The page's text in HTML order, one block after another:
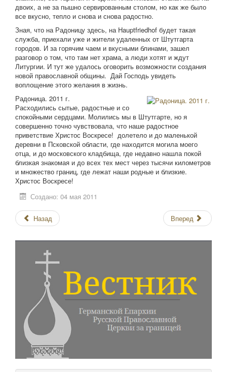
двоих, а не за пышно сервированным столом, но как же было
все вкусно, тепло и снова и снова радостно.
Зная, что на Радоницу здесь, на Hauptfriedhof будет такая
служба, приехали уже и жители удаленных от Штутгарта
городов. И за горячим чаем и вкусными блинами, зашел
разговор о том, что там нет храма, а люди хотят и ждут
Литургии. И тут же удалось оговорить возможности создания
новой православной общины. Дай Господь увидеть
воплощение этого желания в жизнь.
Радоница. 2011 г.
Расходились сытые, радостные и со
спокойными сердцами. Молились мы в Штутгарте, но я
совершенно точно чувствовала, что наше радостное
приветствие Христос Воскресе! долетело и до маленькой
деревни в Псковской области, где находится могила моего
отца, и до московского кладбища, где недавно нашла покой
близкая знакомая и до всех тех мест через тысячи километров
и множество границ, где лежат наши родные и близкие.
Христос Воскресе!
Создано: 04 мая 2011
Назад Вперед